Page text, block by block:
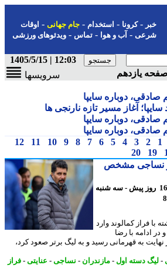
-کرونا-استخدام- جام جهانی-اوقات
شرعی-آب و هوا-تماس-ویدئوهای ورزشی
12:03 | 1405/5/15
یازدهم
سرویسها
دوباره سایپا
آغاز مسیر تازه نارنجی ها
دوباره سایپا
دوباره سایپا
2
3
4
5
6
7
8
9
10
11
12
20
مشخص
روز پیش - سه شنبه
کمالوند وارد
با رضا
به قهرمانی رسید و به لیگ برتر صعود کرد،
دسته اول-مازندران- نساجی-عنایتی-فراز